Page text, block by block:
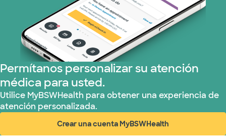
Medicare (1 planes)
Nebraska Furniture Mart (3 planes)
Red PHCS (1 planes)
Prism Electric (1 planes)
Plan de Salud Superior (17 planes)
TriWest HealthCare (2 planes)
Permítanos personalizar su atención
médica para usted.
Utilice MyBSWHealth para obtener una experiencia de
atención personalizada.
Crear una cuenta MyBSWHealth
(abre en ventana nueva)